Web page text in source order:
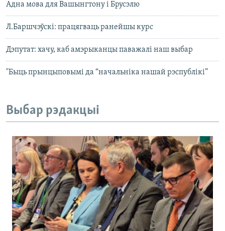
Адна мова для Вашынгтону і Брусэлю
Л.Баршчэўскі: працягваць ранейшы курс
Дэпутат: хачу, каб амэрыканцы паважалі наш выбар
"Быць прынцыповымі да “начальніка нашай рэспублікі”
Выбар рэдакцыі